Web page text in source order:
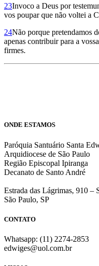
23Invoco a Deus por
vos poupar que não voltei a
24Não porque pretendamos
ape­nas contribuir para a
firmes.
ONDE ESTAMOS
Paróquia Santuário Santa
Arquidiocese de São Paulo
Região Episcopal Ipiranga
Decanato de Santo André
Estrada das Lágrimas, 910 –
São Paulo, SP
CONTATO
Whatsapp: (11) 2274-2853
edwiges@uol.com.br